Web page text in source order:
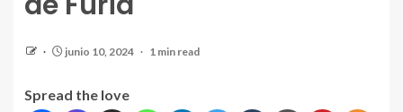
junio 10, 2024 1 min read
Spread the love